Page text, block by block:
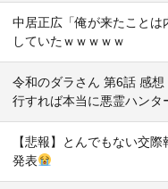
中居正広「俺が来たことは
していたｗｗｗｗｗ
令和のダラさん 第6話 感
行すれば本当に悪霊ハンタ
【悲報】とんでもない交
発表